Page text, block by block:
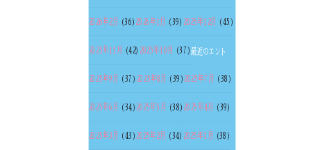
2026年2月 (36) 2026年1月 (39) 2025年12月 (45)
2025年11月 (42) 2025年10月 (37)
2025年9月 (37) 2025年8月 (39) 2025年7月 (38)
2025年6月 (34) 2025年5月 (38) 2025年4月 (39)
2025年3月 (43) 2025年2月 (34) 2025年1月 (38)
最近のエント